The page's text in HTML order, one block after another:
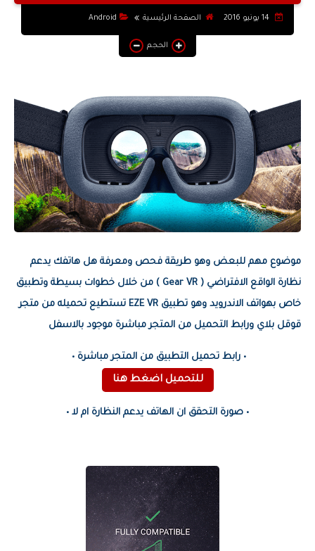
التطبيقات والبرامج
يوتيوب
أنترنت
14 يونيو 2016 الصفحة الرئيسية Android
الحجم
موضوع مهم للبعض وهو طريقة فحص ومعرفة هل هاتفك يدعم
نظارة الواقع الافتراضي ( Gear VR ) من خلال خطوات بسيطة وتطبيق
خاص بهواتف الاندرويد وهو تطبيق EZE VR تستطيع تحميله من متجر
قوقل بلاي ورابط التحميل من المتجر مباشرة موجود بالاسفل
• رابط تحميل التطبيق من المتجر مباشرة •
للتحميل اضغط هنا
• صورة التحقق ان الهاتف يدعم النظارة ام لا •